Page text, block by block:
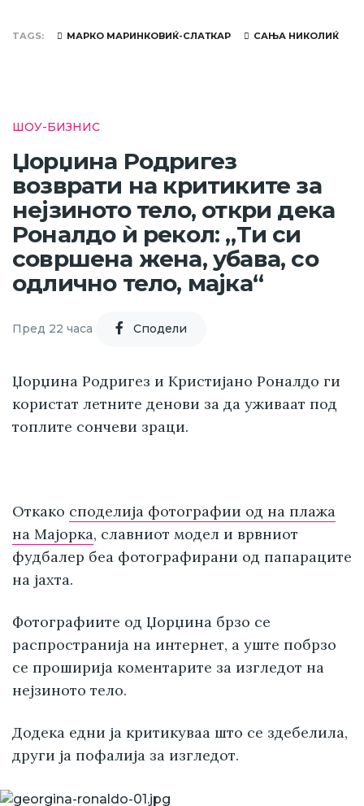
TAGS МАРКО МАРИНКОВИЌ-СЛАТКАР САЊА НИКОЛИЌ
ШОУ-БИЗНИС
Џорџина Родригез
возврати на критиките за
нејзиното тело, откри дека
Роналдо ѝ рекол: „Ти си
совршена жена, убава, со
одлично тело, мајка“
Пред 22 часа Cподели
Џорџина Родригез и Кристијано Роналдо ги
користат летните денови за да уживаат под
топлите сончеви зраци.
Откако споделија фотографии од на плажа
на Мајорка, славниот модел и врвниот
фудбалер беа фотографирани од папараците
на јахта.
Фотографиите од Џорџина брзо се
распространија на интернет, а уште побрзо
се проширија коментарите за изгледот на
нејзиното тело.
Додека едни ја критикуваа што се здебелила,
други ја пофалија за изгледот.